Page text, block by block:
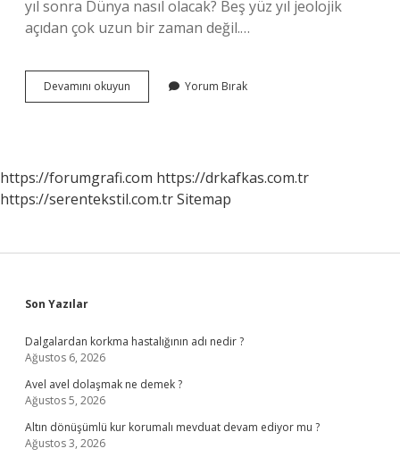
yıl sonra Dünya nasıl olacak? Beş yüz yıl jeolojik
açıdan çok uzun bir zaman değil.…
Devamını okuyun
Milyon
Olacak
Yorum Bırak
https://forumgrafi.com https://drkafkas.com.tr
https://serentekstil.com.trSitemap
Sidebar
Son Yazılar
Dalgalardan korkma hastalığının adı nedir ?
Ağustos 6, 2026
Avel avel dolaşmak ne demek ?
Ağustos 5, 2026
Altın dönüşümlü kur korumalı mevduat devam ediyor mu ?
Ağustos 3, 2026